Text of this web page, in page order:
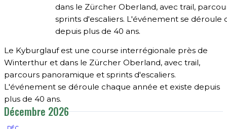
dans le Zürcher Oberland, avec trail,
sprints d'escaliers. L'événement se déroule
depuis plus de 40 ans.
Le Kyburglauf est une course interrégionale près de
Winterthur et dans le Zürcher Oberland, avec trail,
parcours panoramique et sprints d'escaliers.
L'événement se déroule chaque année et existe depuis
plus de 40 ans.
Décembre 2026